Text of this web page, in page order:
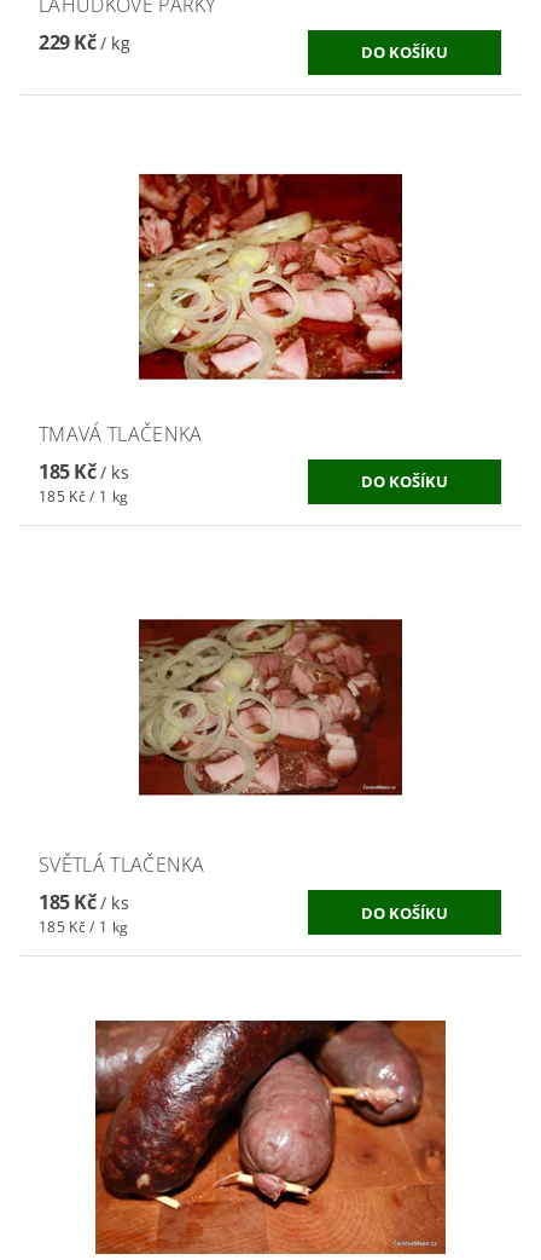
229 Kč/ kg
TMAVÁ TLAČENKA
185 Kč/ ks
185 Kč / 1 kg
SVĚTLÁ TLAČENKA
185 Kč/ ks
185 Kč / 1 kg